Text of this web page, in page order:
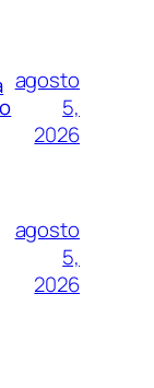
agosto
5,
2026
agosto
5,
2026